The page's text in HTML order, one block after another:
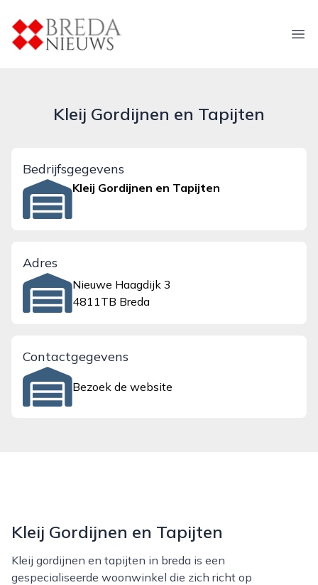
breda-nieuws.nl
Kleij Gordijnen en Tapijten
Bedrijfsgegevens
Kleij Gordijnen en Tapijten
Adres
Nieuwe Haagdijk 3
4811TB Breda
Contactgegevens
Bezoek de website
Kleij Gordijnen en Tapijten
Kleij gordijnen en tapijten in breda is een
gespecialiseerde woonwinkel die zich richt op